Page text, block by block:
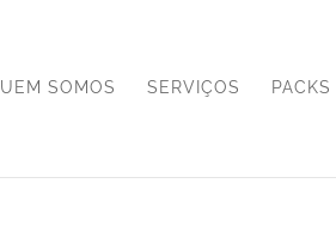
SOMOS SERVIÇOS PACKS